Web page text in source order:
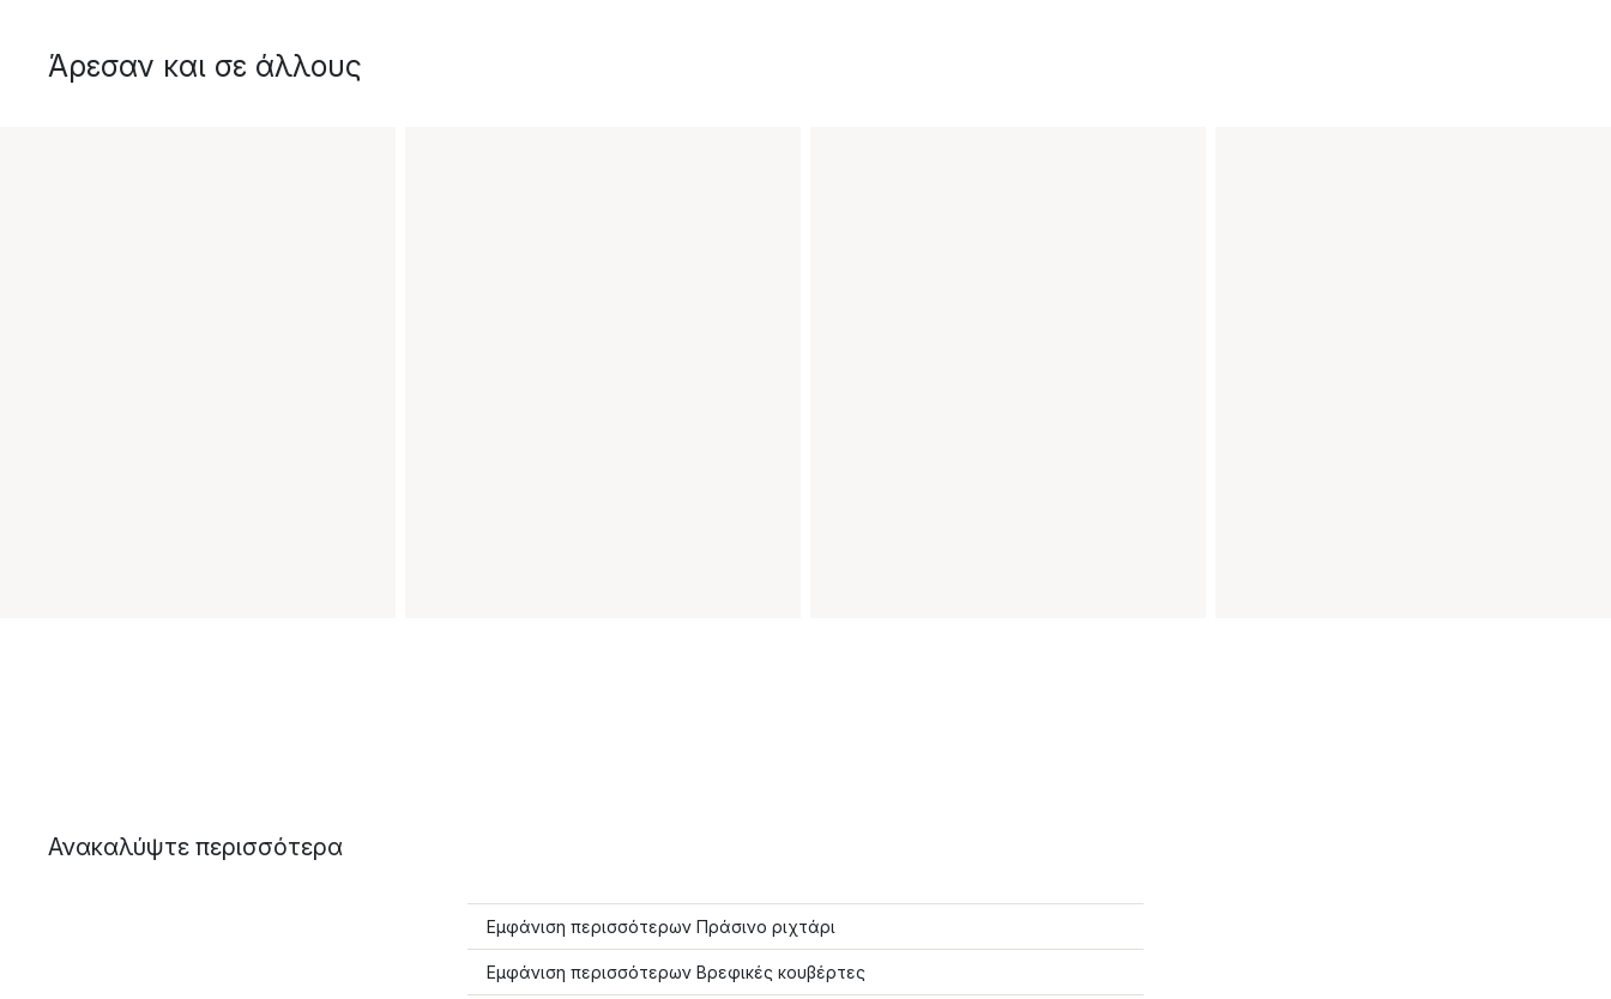
Άρεσαν και σε άλλους
Ανακαλύψτε περισσότερα
Εμφάνιση περισσότερων Πράσινο ριχτάρι
Εμφάνιση περισσότερων Βρεφικές κουβέρτες